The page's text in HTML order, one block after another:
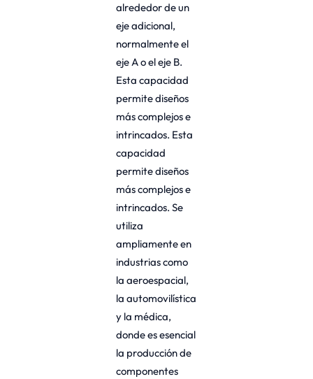
alrededor de un
eje adicional,
normalmente el
eje A o el eje B.
Esta capacidad
permite diseños
más complejos e
intrincados. Esta
capacidad
permite diseños
más complejos e
intrincados. Se
utiliza
ampliamente en
industrias como
la aeroespacial,
la automovilística
y la médica,
donde es esencial
la producción de
componentes